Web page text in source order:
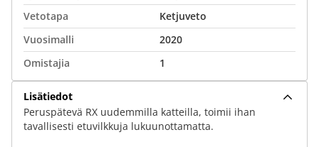
Vetotapa
Ketjuveto
Vuosimalli
2020
Omistajia
1
Lisätiedot
Peruspätevä RX uudemmilla katteilla, toimii ihan
tavallisesti etuvilkkuja lukuunottamatta.